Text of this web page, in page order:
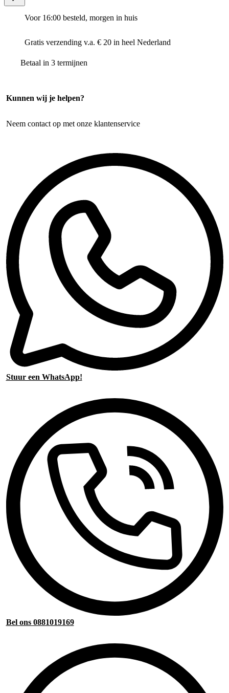
Voor 16:00 besteld, morgen in huis
Gratis verzending v.a. € 20 in heel Nederland
Betaal in 3 termijnen
Kunnen wij je helpen?
Neem contact op met onze klantenservice
Stuur een WhatsApp!
Bel ons 0881019169